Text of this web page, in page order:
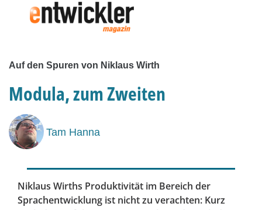
Auf den Spuren von Niklaus Wirth
Modula, zum Zweiten
Tam Hanna
Niklaus Wirths Produktivität im Bereich der
Sprachentwicklung ist nicht zu verachten: Kurz